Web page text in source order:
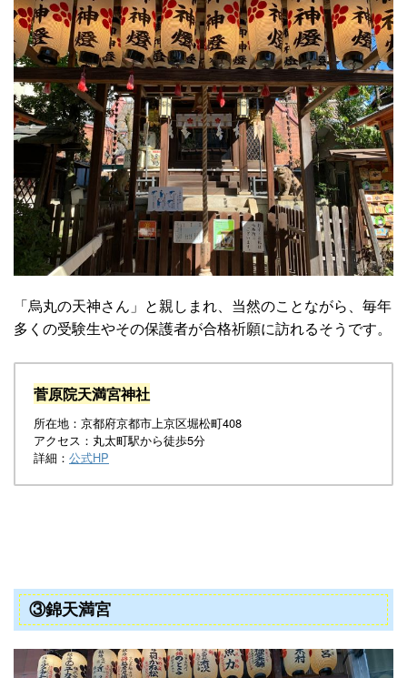
「烏丸の天神さん」と親しまれ、当然のことながら、毎年
多くの受験生やその保護者が合格祈願に訪れるそうです。
菅原院天満宮神社
所在地：京都府京都市上京区堀松町408
アクセス：丸太町駅から徒歩5分
詳細： 公式HP
③錦天満宮